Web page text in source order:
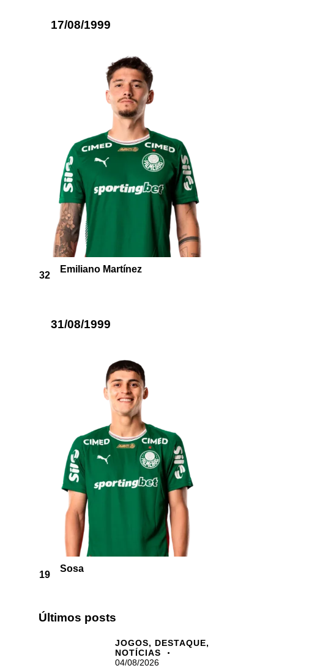
17/08/1999
32
Emiliano Martínez
31/08/1999
19
Sosa
Últimos posts
JOGOS, DESTAQUE,
NOTÍCIAS
04/08/2026